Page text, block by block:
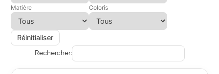
Matière Coloris
Réinitialiser
Rechercher: